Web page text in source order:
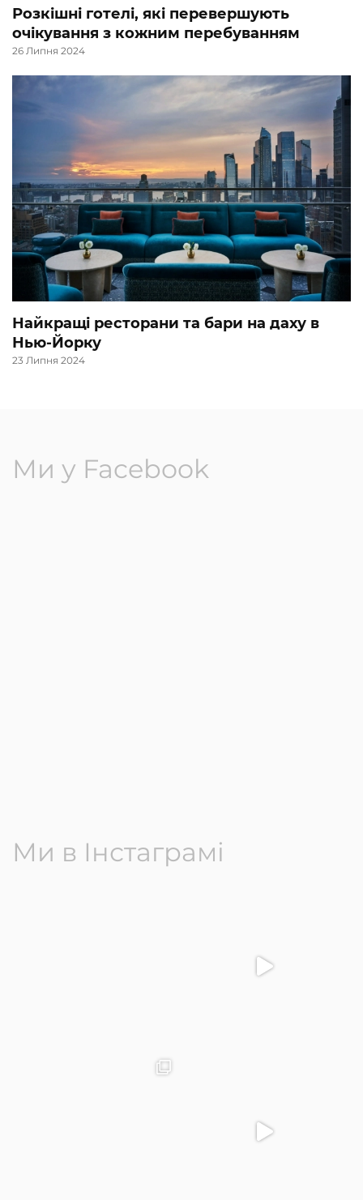
Розкішні готелі, які перевершують
очікування з кожним перебуванням
26 Липня 2024
Найкращі ресторани та бари на даху в
Нью-Йорку
23 Липня 2024
Ми у Facebook
Ми в Інстаграмі